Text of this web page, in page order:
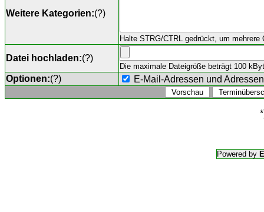
Weitere Kategorien:(?)
Halte STRG/CTRL gedrückt, um mehrere
Datei hochladen:(?)
Die maximale Dateigröße beträgt 100
Optionen:(?) E-Mail-Adressen und
Powered by